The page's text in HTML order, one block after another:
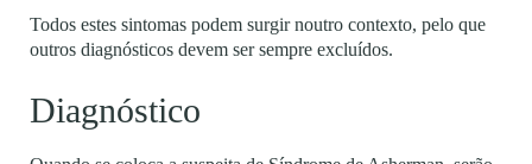
Todos estes sintomas podem surgir noutro contexto, pelo que
outros diagnósticos devem ser sempre excluídos.
Diagnóstico